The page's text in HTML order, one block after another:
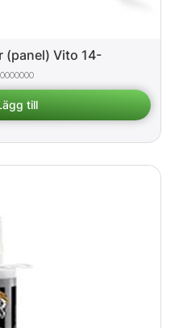
(panel) Vito 14-